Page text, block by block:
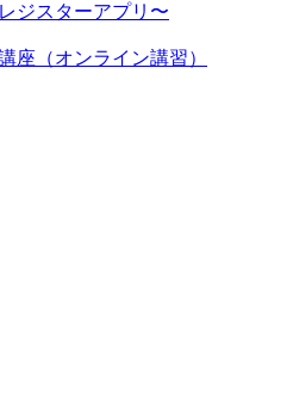
ジスターアプリ〜
座（オンライン講習）